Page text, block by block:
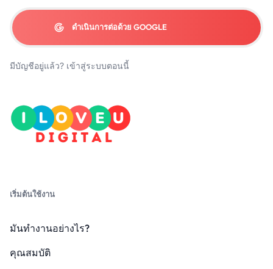
ดำเนินการต่อด้วย GOOGLE
มีบัญชีอยู่แล้ว? เข้าสู่ระบบตอนนี้
เริ่มต้นใช้งาน
มันทำงานอย่างไร?
คุณสมบัติ